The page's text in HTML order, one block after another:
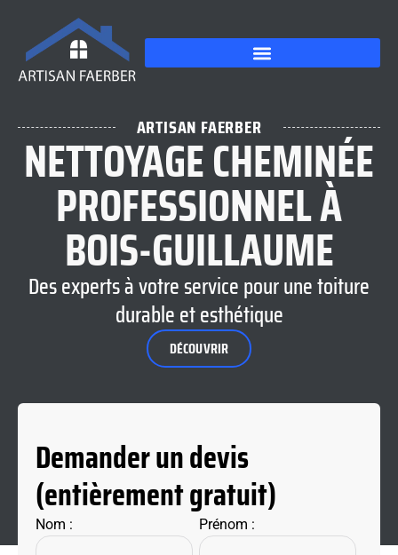
ARTISAN FAERBER
NETTOYAGE CHEMINÉE
PROFESSIONNEL À
BOIS-GUILLAUME
Des experts à votre service pour une toiture
durable et esthétique
DÉCOUVRIR
Demander un devis
(entièrement gratuit)
Nom : Prénom :